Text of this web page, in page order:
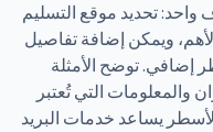
واحد: تحديد موقع التسليم
ويمكن إضافة تفاصيل
إضافي. توضح الأمثلة
والمعلومات التي تُعتبر
يساعد خدمات البريد